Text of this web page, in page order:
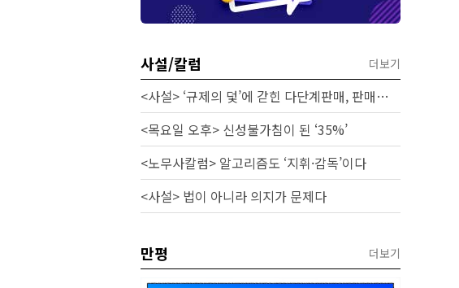
사설/칼럼 더보기
<사설> ‘규제의 덫’에 갇힌 다단계판매, 판매원 보호 시급하다
<목요일 오후> 신성불가침이 된 ‘35%’
<노무사칼럼> 알고리즘도 ‘지휘·감독’이다
<사설> 법이 아니라 의지가 문제다
만평 더보기